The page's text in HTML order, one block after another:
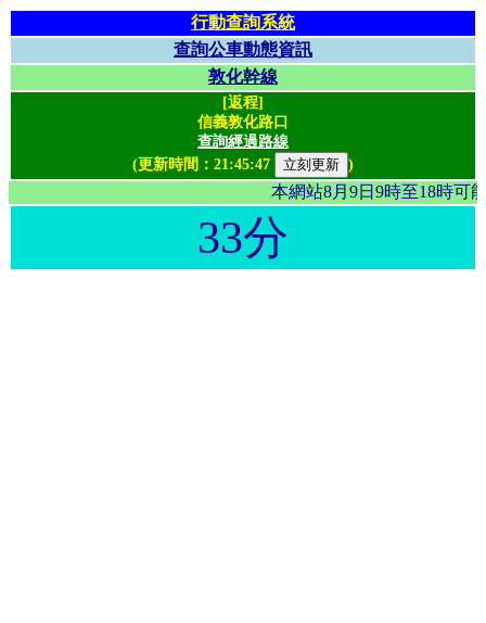
行動查詢系統
查詢公車動態資訊
敦化幹線
[返程]
信義敦化路口
查詢經過路線
(更新時間： 21:45:47 )
本網站8月9日9時至18
33分